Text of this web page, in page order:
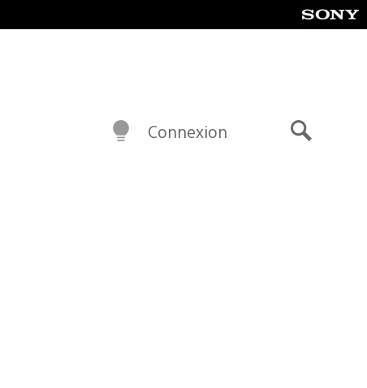
Connexion